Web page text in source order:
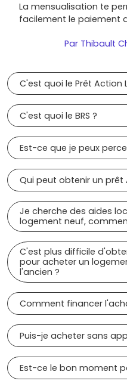
La mensualisation te
facilement le paiement
Par Thibault
C'est quoi le Prêt Action
C'est quoi le BRS ?
Est-ce que je peux
Qui peut obtenir un prêt
Je cherche des aides
logement neuf,
C'est plus difficile
pour acheter un
l'ancien ?
Comment financer
Puis-je acheter sans
Est-ce le bon moment